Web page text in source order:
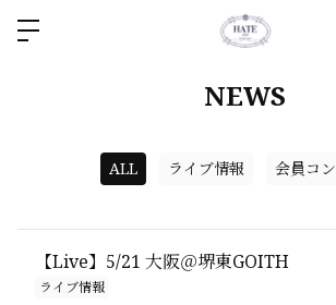
NEWS
ALL ライブ情報 会員コ
【Live】5/21 大阪＠堺東GOITH
ライブ情報